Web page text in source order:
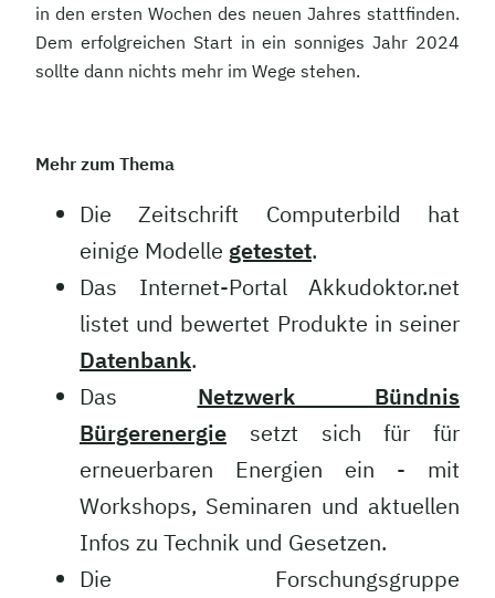
in den ersten Wochen des neuen Jahres stattfinden.
Dem erfolgreichen Start in ein sonniges Jahr 2024
sollte dann nichts mehr im Wege stehen.
Mehr zum Thema
Die Zeitschrift Computerbild hat
einige Modelle getestet.
Das Internet-Portal Akkudoktor.net
listet und bewertet Produkte in seiner
Datenbank.
Das Netzwerk Bündnis
Bürgerenergie setzt sich für für
erneuerbaren Energien ein - mit
Workshops, Seminaren und aktuellen
Infos zu Technik und Gesetzen.
Die Forschungsgruppe